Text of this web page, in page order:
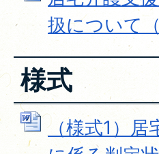
扱について
様式
（様式1）居